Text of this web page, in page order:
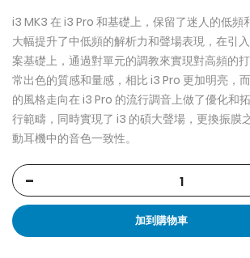
i3 MK3 在 i3 Pro 和基礎上，保留了迷人的低頻
大幅提升了中低頻的解析力和聲場表現，在引
案基礎上，通過對單元的調教來實現對高頻的
常出色的質感和量感，相比 i3 Pro 更加明亮，
的風格走向在 i3 Pro 的流行調音上做了優化和
行範疇，同時實現了 i3 的碩大聲場，更換振膜
動耳機中的音色一致性。
-
加到購物車